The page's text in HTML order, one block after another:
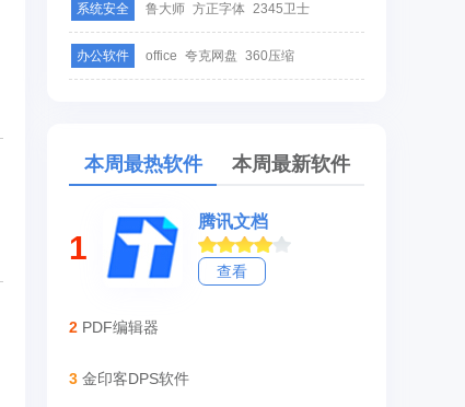
系统安全 鲁大师 方正字体 2345卫士
办公软件 office 夸克网盘 360压缩
本周最热软件 本周最新软件
1
腾讯文档
查看
2 PDF编辑器
3 金印客DPS软件